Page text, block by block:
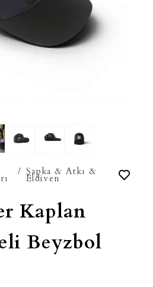
/ Şapka & Atkı &
Eldiven
Kaplan
Beyzbol